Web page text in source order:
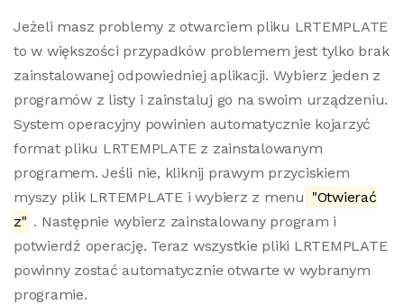
Jeżeli masz problemy z otwarciem pliku LRTEMPLATE
to w większości przypadków problemem jest tylko brak
zainstalowanej odpowiedniej aplikacji. Wybierz jeden z
programów z listy i zainstaluj go na swoim urządzeniu.
System operacyjny powinien automatycznie kojarzyć
format pliku LRTEMPLATE z zainstalowanym
programem. Jeśli nie, kliknij prawym przyciskiem
myszy plik LRTEMPLATE i wybierz z menu "Otwierać
z" . Następnie wybierz zainstalowany program i
potwierdź operację. Teraz wszystkie pliki LRTEMPLATE
powinny zostać automatycznie otwarte w wybranym
programie.